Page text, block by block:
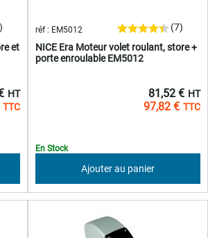
et
NICE Era Moteur volet roulant, store +
porte enroulable EM5012
réf : EM5012 (7)
97,82 €
81,52 €
En Stock
Ajouter au panier